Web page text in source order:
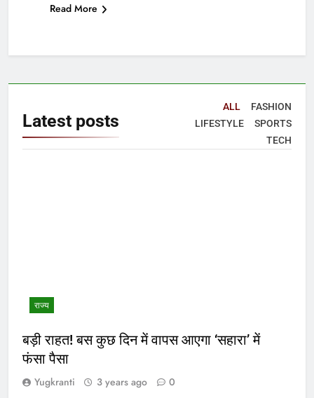
Read More
Latest posts
ALL
FASHION
LIFESTYLE
SPORTS
TECH
राज्य
बड़ी राहत! बस कुछ दिन में वापस आएगा ‘सहारा’ में
फंसा पैसा
Yugkranti 3 years ago 0